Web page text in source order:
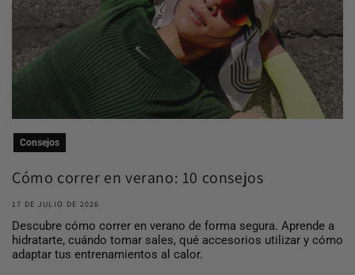
Consejos
Cómo correr en verano: 10 consejos
para entrena...
17 DE JULIO DE 2026
Descubre cómo correr en verano de forma segura. Aprende a
hidratarte, cuándo tomar sales, qué accesorios utilizar y cómo
adaptar tus entrenamientos al calor.